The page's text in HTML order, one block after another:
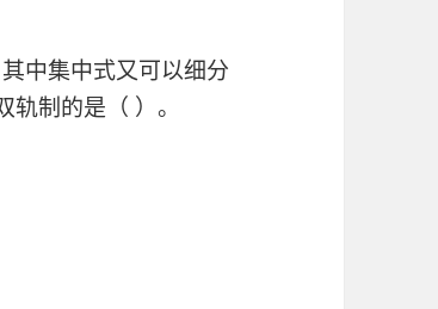
中集中式又可以细分
制的是（ ）。